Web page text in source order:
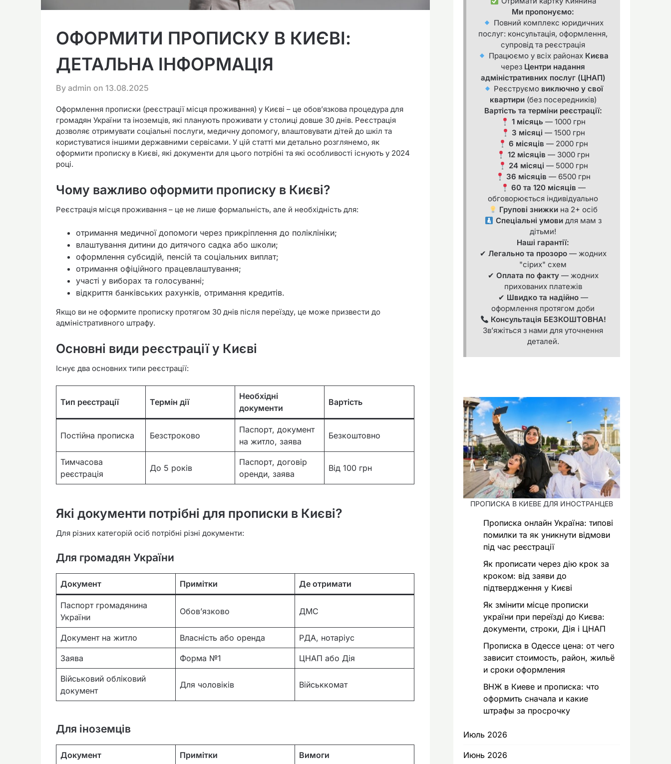
ОФОРМИТИ ПРОПИСКУ В КИЄВІ:
ДЕТАЛЬНА ІНФОРМАЦІЯ
By admin on 13.08.2025
Оформлення прописки (реєстрації місця проживання) у Києві – це обов’язкова процедура для
громадян України та іноземців, які планують проживати у столиці довше 30 днів. Реєстрація
дозволяє отримувати соціальні послуги, медичну допомогу, влаштовувати дітей до шкіл та
користуватися іншими державними сервісами. У цій статті ми детально розглянемо, як
оформити прописку в Києві, які документи для цього потрібні та які особливості існують у 2024
році.
Чому важливо оформити прописку в Києві?
Реєстрація місця проживання – це не лише формальність, але й необхідність для:
отримання медичної допомоги через прикріплення до поліклініки;
влаштування дитини до дитячого садка або школи;
оформлення субсидій, пенсій та соціальних виплат;
отримання офіційного працевлаштування;
участі у виборах та голосуванні;
відкриття банківських рахунків, отримання кредитів.
Якщо ви не оформите прописку протягом 30 днів після переїзду, це може призвести до
адміністративного штрафу.
Основні види реєстрації у Києві
Існує два основних типи реєстрації:
Тип реєстрації Термін дії
Необхідні
документи
Вартість
Постійна прописка Безстроково
Паспорт, документ
на житло, заява
Безкоштовно
Тимчасова
реєстрація
До 5 років
Паспорт, договір
оренди, заява
Від 100 грн
Які документи потрібні для прописки в Києві?
Для різних категорій осіб потрібні різні документи:
Для громадян України
Документ Примітки Де отримати
Паспорт громадянина
України
Обов’язково ДМС
Документ на житло Власність або оренда РДА, нотаріус
Заява Форма №1 ЦНАП або Дія
Військовий обліковий
документ
Для чоловіків Військкомат
Для іноземців
Документ Примітки Вимоги
Ми пропонуємо:
Повний комплекс юридичних
послуг: консультація, оформлення,
супровід та реєстрація
Працюємо у всіх районах Києва
через Центри надання
адміністративних послуг (ЦНАП)
Реєструємо виключно у свої
квартири(без посередників)
Вартість та терміни реєстрації:
1 місяць — 1000 грн
3 місяці — 1500 грн
6 місяців — 2000 грн
12 місяців — 3000 грн
24 місяці — 5000 грн
36 місяців — 6500 грн
60 та 120 місяців —
обговорюється індивідуально
Групові знижки на 2+ осіб
Спеціальні умовидля мам з
дітьми!
Наші гарантії:
✔ Легально та прозоро— жодних
"сірих" схем
✔ Оплата по факту— жодних
прихованих платежів
✔ Швидко та надійно—
оформлення протягом доби
Консультація БЕЗКОШТОВНА!
Зв’яжіться з нами для уточнення
деталей.
ПРОПИСКА В КИЕВЕ ДЛЯ ИНОСТРАНЦЕВ
Прописка онлайн Україна: типові
помилки та як уникнути відмови
під час реєстрації
Як прописати через дію крок за
кроком: від заяви до
підтвердження у Києві
Як змінити місце прописки
україни при переїзді до Києва:
документи, строки, Дія і ЦНАП
Прописка в Одессе цена: от чего
зависит стоимость, район, жильё
и сроки оформления
ВНЖ в Киеве и прописка: что
оформить сначала и какие
штрафы за просрочку
Июль 2026
Июнь 2026